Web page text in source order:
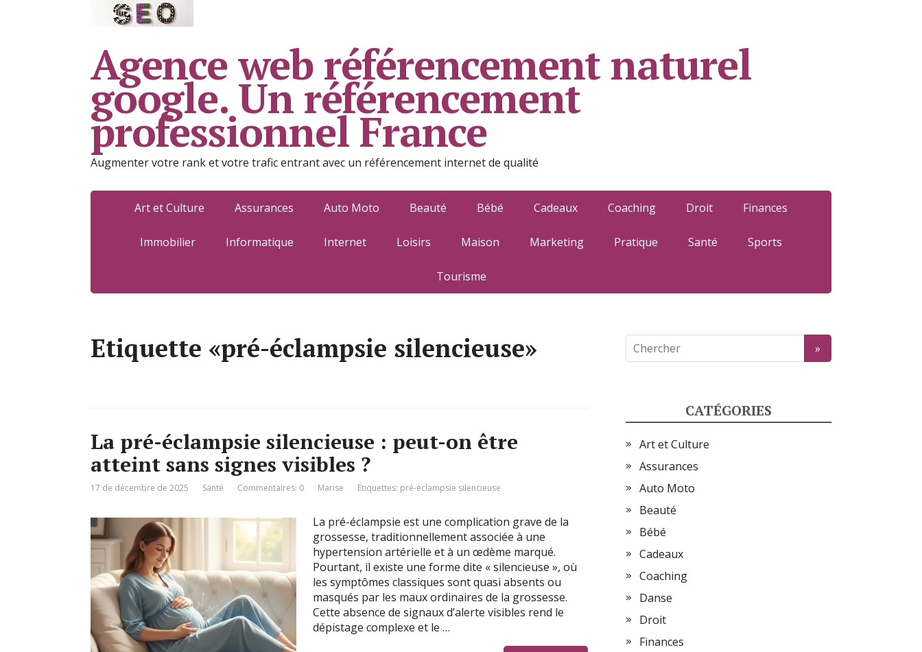
Agence web référencement naturel
google. Un référencement
professionnel France
Augmenter votre rank et votre trafic entrant avec un référencement internet de qualité
Art et Culture Assurances Auto Moto Beauté Bébé Cadeaux Coaching Droit Finances
Immobilier Informatique Internet Loisirs Maison Marketing Pratique Santé Sports
Tourisme
Etiquette «pré-éclampsie silencieuse»
La pré-éclampsie silencieuse : peut-on être
atteint sans signes visibles ?
17 de décembre de 2025 Santé Commentaires: 0 Marise Étiquettes: pré-éclampsie silencieuse
La pré-éclampsie est une complication grave de la
grossesse, traditionnellement associée à une
hypertension artérielle et à un œdème marqué.
Pourtant, il existe une forme dite « silencieuse », où
les symptômes classiques sont quasi absents ou
masqués par les maux ordinaires de la grossesse.
Cette absence de signaux d’alerte visibles rend le
dépistage complexe et le …
CATÉGORIES
Art et Culture
Assurances
Auto Moto
Beauté
Bébé
Cadeaux
Coaching
Danse
Droit
Finances